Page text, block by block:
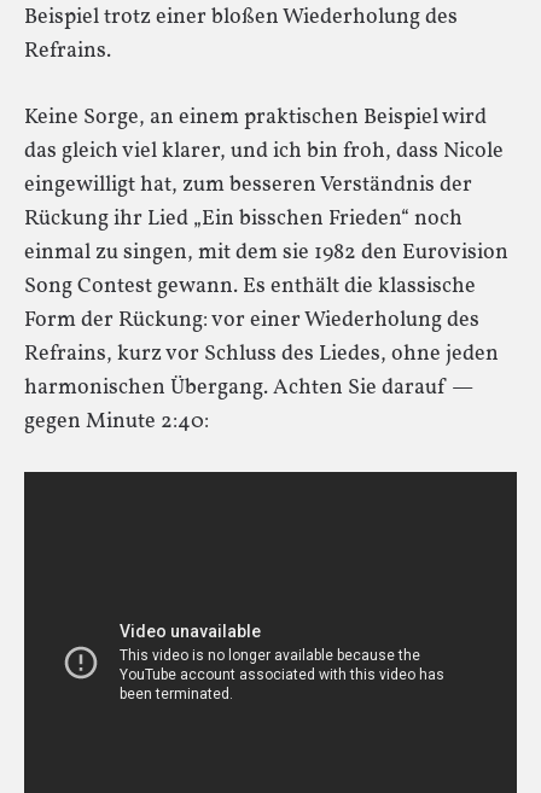
Beispiel trotz einer bloßen Wiederholung des
Refrains.
Keine Sorge, an einem praktischen Beispiel wird
das gleich viel klarer, und ich bin froh, dass Nicole
eingewilligt hat, zum besseren Verständnis der
Rückung ihr Lied „Ein bisschen Frieden“ noch
einmal zu singen, mit dem sie 1982 den Eurovision
Song Contest gewann. Es enthält die klassische
Form der Rückung: vor einer Wiederholung des
Refrains, kurz vor Schluss des Liedes, ohne jeden
harmonischen Übergang. Achten Sie darauf —
gegen Minute 2:40: